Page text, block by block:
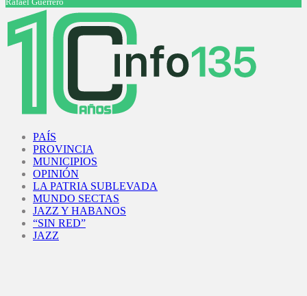
PAÍS
PROVINCIA
MUNICIPIOS
OPINIÓN
LA PATRIA SUBLEVADA
MUNDO SECTAS
JAZZ Y HABANOS
“SIN RED”
JAZZ